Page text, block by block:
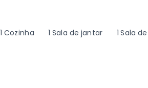
1 Cozinha 1 Sala de jantar
1 Sala